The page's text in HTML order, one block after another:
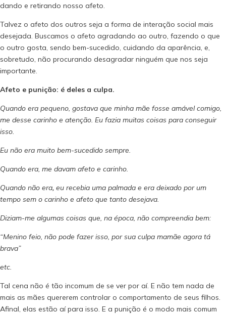
dando e retirando nosso afeto.
Talvez o afeto dos outros seja a forma de interação social mais
desejada. Buscamos o afeto agradando ao outro, fazendo o que
o outro gosta, sendo bem-sucedido, cuidando da aparência, e,
sobretudo, não procurando desagradar ninguém que nos seja
importante.
Afeto e punição: é deles a culpa.
Quando era pequeno, gostava que minha mãe fosse amável comigo,
me desse carinho e atenção. Eu fazia muitas coisas para conseguir
isso.
Eu não era muito bem-sucedido sempre.
Quando era, me davam afeto e carinho.
Quando não era, eu recebia uma palmada e era deixado por um
tempo sem o carinho e afeto que tanto desejava.
Diziam-me algumas coisas que, na época, não compreendia bem:
“Menino feio, não pode fazer isso, por sua culpa mamãe agora tá
brava”
etc.
Tal cena não é tão incomum de se ver por aí. E não tem nada de
mais as mães quererem controlar o comportamento de seus filhos.
Afinal, elas estão aí para isso. E a punição é o modo mais comum